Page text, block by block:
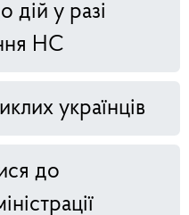
дій у разі
НС
українців
до